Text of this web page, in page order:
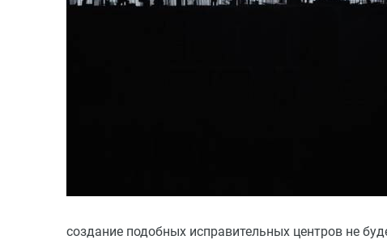
создание подобных исправительных центров не